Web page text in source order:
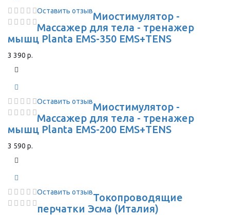
Оставить отзывМиостимулятор -
Массажер для тела - тренажер
мышц Planta EMS-350 EMS+TENS
3 390 р.
Оставить отзывМиостимулятор -
Массажер для тела - тренажер
мышц Planta EMS-200 EMS+TENS
3 590 р.
Оставить отзывТокопроводящие
перчатки Эсма (Италия)